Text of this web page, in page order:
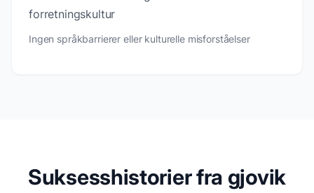
forretningskultur
Ingen språkbarrierer eller kulturelle misforståelser
Suksesshistorier fra gjovik